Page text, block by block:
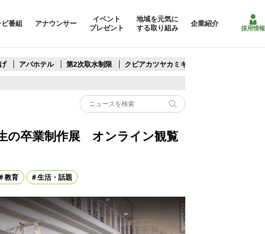
ビ番組 アナウンサー
イベント
プレゼント
地域を元気に
する取り組み
企業紹介
採用情報
アパホテル 第2次取水制限 クビアカツヤカミキリ
の卒業制作展 オンライン観覧
教育 生活・話題